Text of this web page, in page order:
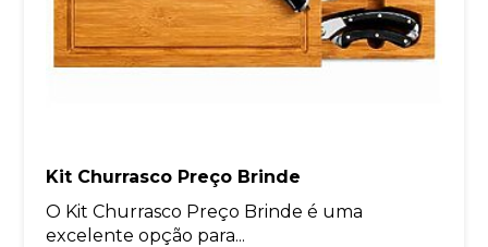
Kit Churrasco Preço Brinde
O Kit Churrasco Preço Brinde é uma
excelente opção para...